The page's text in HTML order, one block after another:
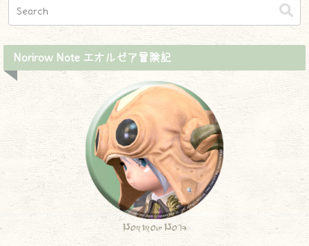
Norirow Note エオルゼア冒険記
Norirow Note